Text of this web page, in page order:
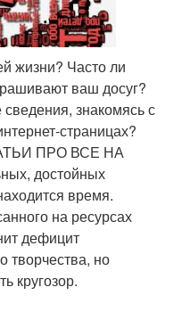
жизни? Часто ли
ваш досуг?
знакомясь с
страницах?
ПРО ВСЕ НА
достойных
время.
на ресурсах
дефицит
творчества, но
кругозор.